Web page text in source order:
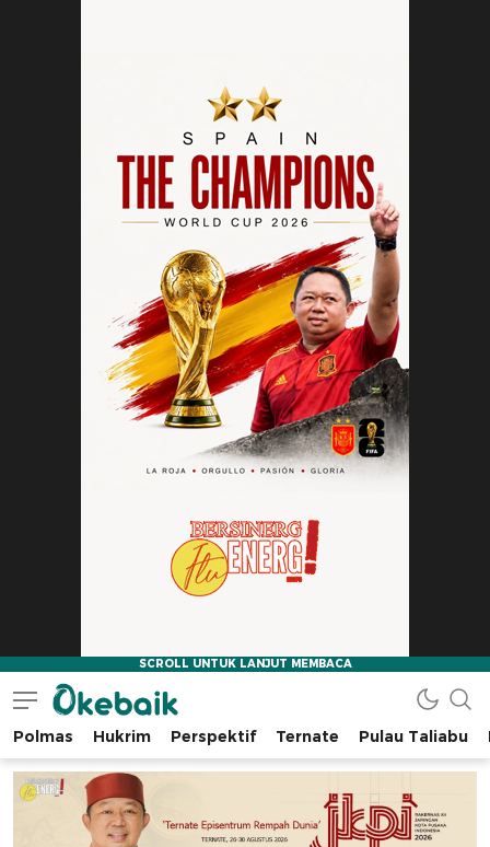
Okebaik.id
Baiknya Dibaca
Polmas Hukrim Perspektif Ternate Pulau Taliabu